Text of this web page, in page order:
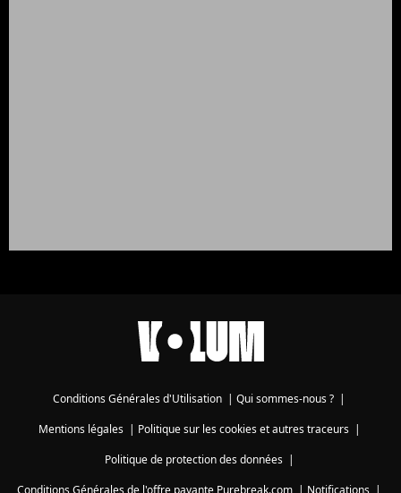
Conditions Générales d'Utilisation | Qui sommes-nous ? |
Mentions légales| Politique sur les cookies et autres traceurs|
Politique de protection des données|
Conditions Générales de l'offre payante Purebreak.com | Notifications |